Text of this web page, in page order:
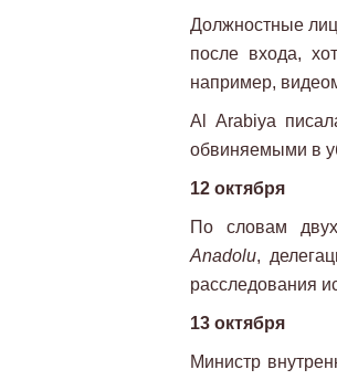
Должностные
после входа,
например,
Al Arabiya
обвиняемыми в
12 октября
По словам
Anadolu,
расследования
13 октября
Министр